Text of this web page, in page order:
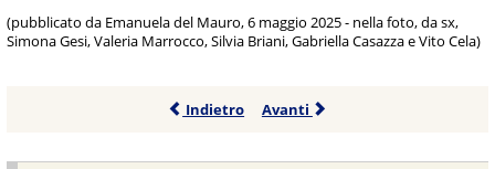
(pubblicato da Emanuela del Mauro, 6 maggio 2025 - nella foto, da sx,
Simona Gesi, Valeria Marrocco, Silvia Briani, Gabriella Casazza e Vito Cela)
Indietro Avanti